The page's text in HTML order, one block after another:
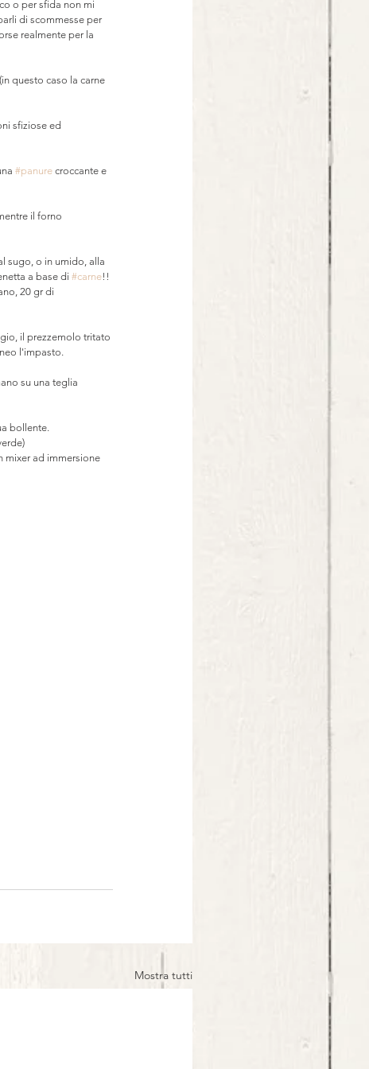
o per sfida non mi
di scommesse per
realmente per la
questo caso la carne
sfiziose ed
#panure croccante e
il forno
sugo, o in umido, alla
a base di #carne!!
20 gr di
il prezzemolo tritato
l'impasto.
su una teglia
bollente.
mixer ad immersione
Mostra tutti